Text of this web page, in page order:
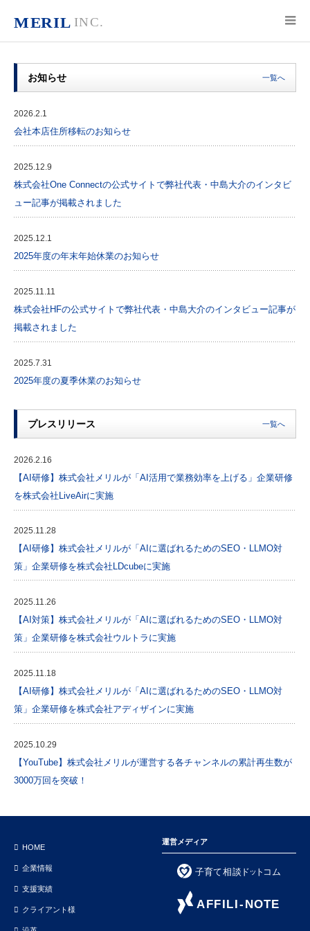
お知らせ 一覧へ
2026.2.1
会社本店住所移転のお知らせ
2025.12.9
株式会社One Connectの公式サイトで弊社代表・中島大介のインタビ
ュー記事が掲載されました
2025.12.1
2025年度の年末年始休業のお知らせ
2025.11.11
株式会社HFの公式サイトで弊社代表・中島大介のインタビュー記事が
掲載されました
2025.7.31
2025年度の夏季休業のお知らせ
プレスリリース 一覧へ
2026.2.16
【AI研修】株式会社メリルが「AI活用で業務効率を上げる」企業研修
を株式会社LiveAirに実施
2025.11.28
【AI研修】株式会社メリルが「AIに選ばれるためのSEO・LLMO対
策」企業研修を株式会社LDcubeに実施
2025.11.26
【AI対策】株式会社メリルが「AIに選ばれるためのSEO・LLMO対
策」企業研修を株式会社ウルトラに実施
2025.11.18
【AI研修】株式会社メリルが「AIに選ばれるためのSEO・LLMO対
策」企業研修を株式会社アディザインに実施
2025.10.29
【YouTube】株式会社メリルが運営する各チャンネルの累計再生数が
3000万回を突破！
HOME
企業情報
支援実績
クライアント様
運営メディア